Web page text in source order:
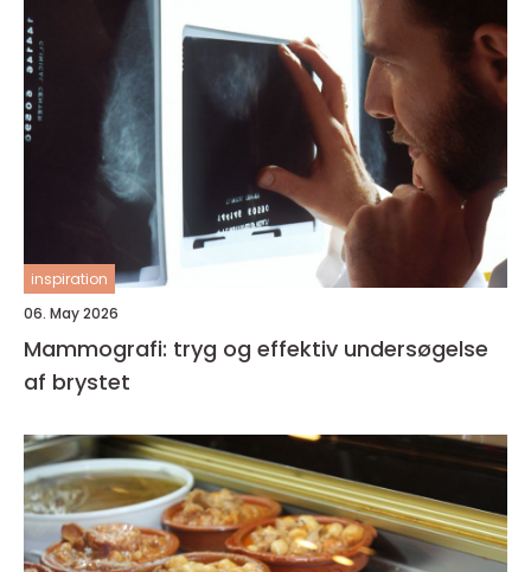
inspiration
06. May 2026
Mammografi: tryg og effektiv undersøgelse
af brystet